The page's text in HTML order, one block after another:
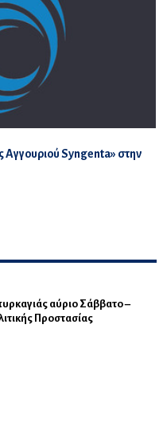
Αγγουριού Syngenta» στην
αύριο Σάββατο –
Προστασίας